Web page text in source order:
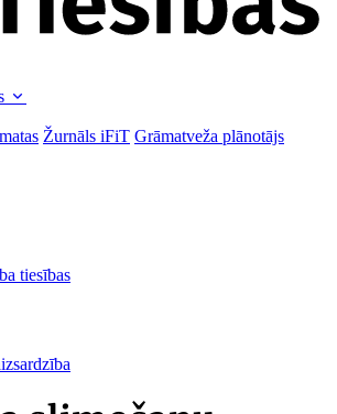
Žurnāls iFiT Grāmatveža plānotājs
tiesības